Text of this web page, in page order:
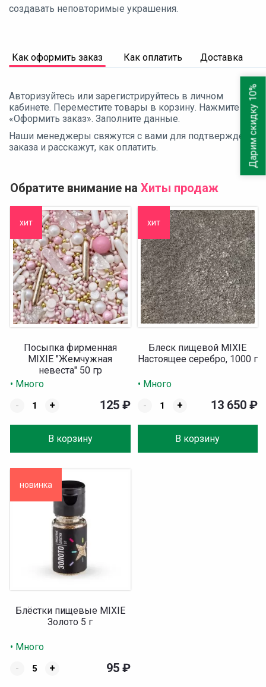
создавать неповторимые украшения.
Как оформить заказ Как оплатить Доставка
Авторизуйтесь или зарегистрируйтесь в личном
кабинете. Переместите товары в корзину. Нажмите
«Оформить заказ». Заполните данные.
Наши менеджеры свяжутся с вами для подтверждения
заказа и расскажут, как оплатить.
Обратите внимание на Хиты продаж
хит
Посыпка фирменная
MIXIE "Жемчужная
невеста" 50 гр
• Много
-
+
В корзину
125 ₽
хит
Блеск пищевой MIXIE
Настоящее серебро, 1000 г
• Много
-
+
В корзину
13 650 ₽
новинка
Блёстки пищевые MIXIE
Золото 5 г
• Много
-
+ 95 ₽
Дарим скидку 10%